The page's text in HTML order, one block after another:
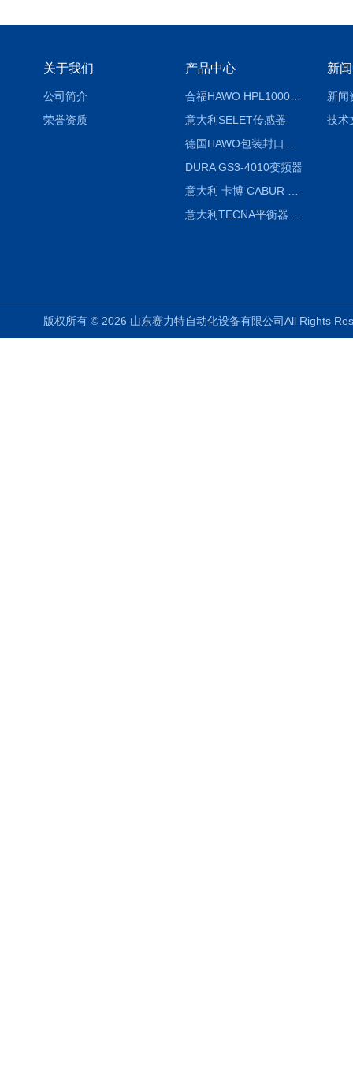
关于我们
公司简介
荣誉资质
产品中心
合福HAWO HPL1000AS封口机
意大利SELET传感器
DURA GS3-4010变频器
新
新闻
技术
版权所有 © 2026 山东赛力特自动化设备有限公司All Rights